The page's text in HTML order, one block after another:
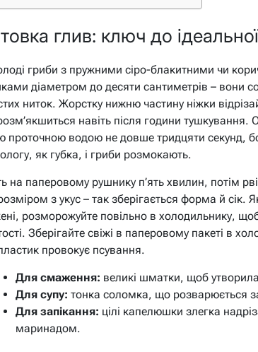
глив: ключ до
гриби з пружними сіро-блакитними чи
діаметром до десяти сантиметрів – вони
ниток. Жорстку нижню частину ніжки
навіть після години тушкування.
проточною водою не довше тридцяти секунд,
як губка, і гриби розмокають.
на паперовому рушнику п’ять хвилин, потім
з укус – так зберігається форма й сік.
розморожуйте повільно в холодильнику,
Зберігайте свіжі в паперовому пакеті в
провокує псування.
Для смаження: великі шматки, щоб
Для супу: тонка соломка, що розварюється
Для запікання: цілі капелюшки злегка
маринадом.